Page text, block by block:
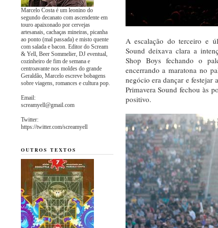
A escalação do terceiro e
Sound deixava clara a
Shop Boys fechando o
encerrando a maratona no
negócio era dançar e festejar
Primavera Sound fechou às
positivo.
Marcelo Costa é um leonino do
segundo decanato com ascendente em
touro apaixonado por cervejas
artesanais, cachaças mineiras, picanha
ao ponto (mal passada) e misto quente
com salada e bacon. Editor do Scream
& Yell, Beer Sommelier, DJ eventual,
cozinheiro de fim de semana e
centroavante nos moldes do grande
Geraldão, Marcelo escreve bobagens
sobre viagens, romances e cultura pop.
Email:
screamyell@gmail.com
Twitter:
https://twitter.com/screamyell
OUTROS TEXTOS